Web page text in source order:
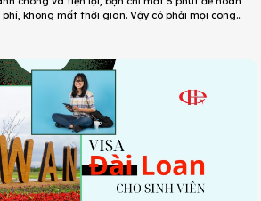
không mất thời gian. Vậy có phải mọi công
e-visa hay không? Những trường hợp nào có khả
xem hướng dẫn chi tiết trong bài viết dưới đây
rồi nhé!